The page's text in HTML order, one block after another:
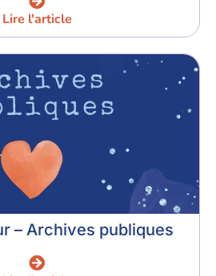
Lire l'article
– Archives publiques